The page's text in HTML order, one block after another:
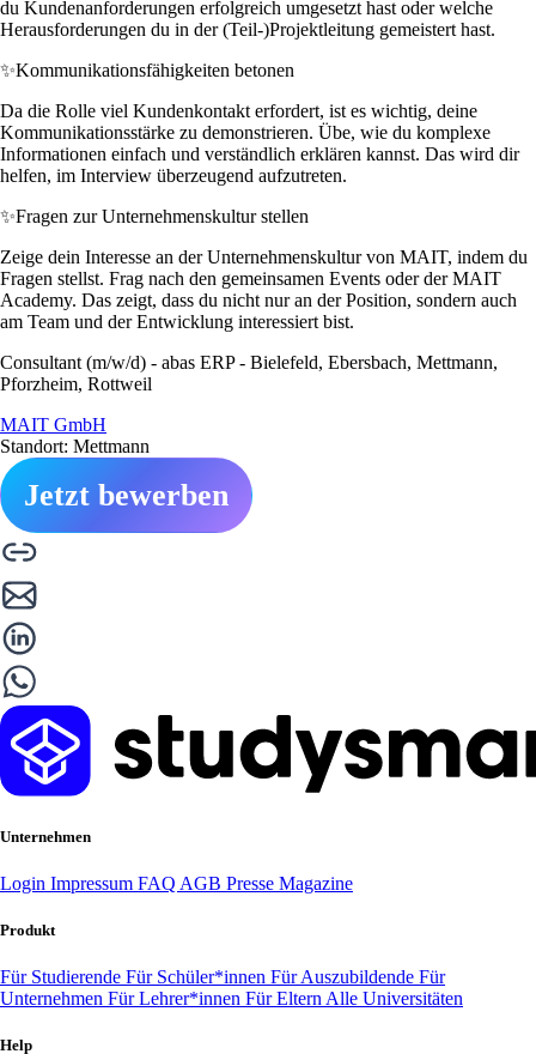
du Kundenanforderungen erfolgreich umgesetzt hast oder welche
Herausforderungen du in der (Teil-)Projektleitung gemeistert hast.
✨Kommunikationsfähigkeiten betonen
Da die Rolle viel Kundenkontakt erfordert, ist es wichtig, deine
Kommunikationsstärke zu demonstrieren. Übe, wie du komplexe
Informationen einfach und verständlich erklären kannst. Das wird dir
helfen, im Interview überzeugend aufzutreten.
✨Fragen zur Unternehmenskultur stellen
Zeige dein Interesse an der Unternehmenskultur von MAIT, indem du
Fragen stellst. Frag nach den gemeinsamen Events oder der MAIT
Academy. Das zeigt, dass du nicht nur an der Position, sondern auch
am Team und der Entwicklung interessiert bist.
Consultant (m/w/d) - abas ERP - Bielefeld, Ebersbach, Mettmann,
Pforzheim, Rottweil
MAIT GmbH
Standort: Mettmann
Jetzt bewerben
Unternehmen
Login Impressum FAQ AGB Presse Magazine
Produkt
Für Studierende Für Schüler*innen Für Auszubildende Für
Unternehmen Für Lehrer*innen Für Eltern Alle Universitäten
Help